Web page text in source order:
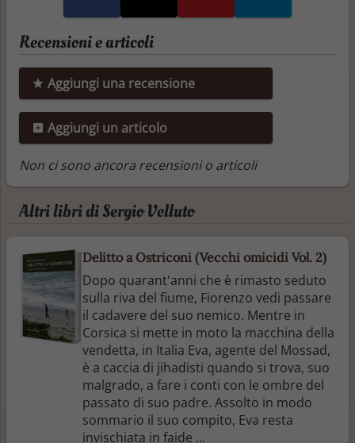
Recensioni e articoli
Aggiungi una recensione
Aggiungi un articolo
Non ci sono ancora recensioni o articoli
Altri libri di Sergio Velluto
Delitto a Ostriconi (Vecchi omicidi Vol. 2)
Dopo quarant'anni che è rimasto seduto
sulla riva del fiume, Fiorenzo vedi passare
il cadavere del suo nemico. Mentre in
Corsica si mette in moto la macchina della
vendetta, in Italia Eva, agente del Mossad,
è a caccia di jihadisti quando si trova, suo
malgrado, a fare i conti con le ombre del
passato di suo padre. Assolto in modo
sommario il suo compito, Eva resta
invischiata in faide ...